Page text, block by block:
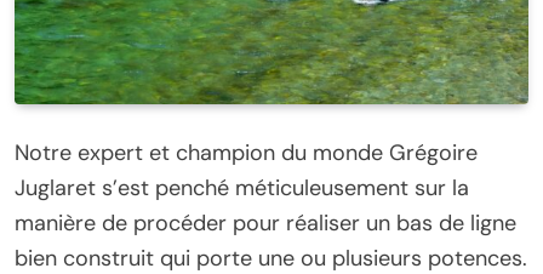
Notre expert et champion du monde Grégoire
Juglaret s’est penché méticuleusement sur la
manière de procéder pour réaliser un bas de ligne
bien construit qui porte une ou plusieurs potences.